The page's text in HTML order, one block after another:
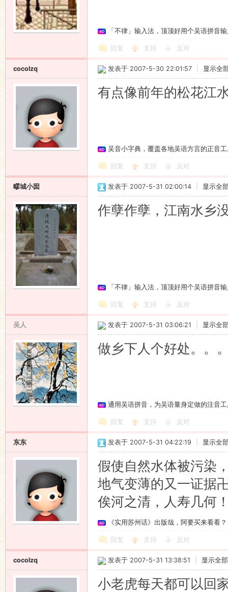
「不律」输入法，顶顶好用个吴语拼音
回复 支持 反对
cocolzq 发表于 2007-5-30 22:01:57 显示全
有点像前年的松花江
吴音小字典，覆盖各地吴语方言的正音
回复 支持 反对
疁城小囡 发表于 2007-5-31 02:00:14 显示全
作孽作孽，江南水乡
「不律」输入法，顶顶好用个吴语拼音
回复 支持 反对
吴人 发表于 2007-5-31 03:06:21 显示全
做乡下人个好处。。
通用吴语拼音，为吴语量身定做的注音
回复 支持 反对
东东 发表于 2007-5-31 04:22:19 显示全
假使自然水体被污染
地气变薄的又一证据
俟河之清，人寿几何
《实用苏州话》出版哉，阿要买来看看？
回复 支持 反对
cocolzq 发表于 2007-5-31 13:38:51 显示全
小老虎每天都可以回